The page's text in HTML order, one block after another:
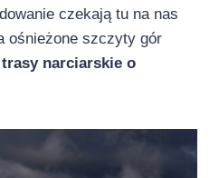
czekają tu na nas
ośnieżone szczyty gór
trasy narciarskie o